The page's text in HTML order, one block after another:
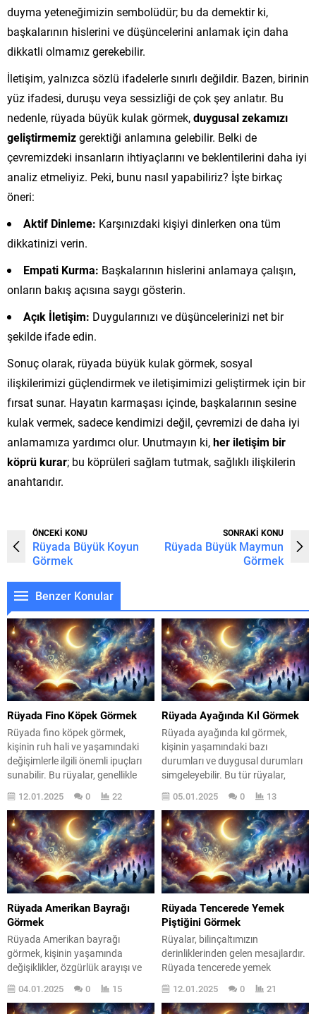
duyma yeteneğimizin sembolüdür; bu da demektir ki,
başkalarının hislerini ve düşüncelerini anlamak için daha
dikkatli olmamız gerekebilir.
İletişim, yalnızca sözlü ifadelerle sınırlı değildir. Bazen, birinin
yüz ifadesi, duruşu veya sessizliği de çok şey anlatır. Bu
nedenle, rüyada büyük kulak görmek,duygusal zekamızı
geliştirmemizgerektiği anlamına gelebilir. Belki de
çevremizdeki insanların ihtiyaçlarını ve beklentilerini daha iyi
analiz etmeliyiz. Peki, bunu nasıl yapabiliriz? İşte birkaç
öneri:
Aktif Dinleme: Karşınızdaki kişiyi dinlerken ona tüm
dikkatinizi verin.
Empati Kurma: Başkalarının hislerini anlamaya çalışın,
onların bakış açısına saygı gösterin.
Açık İletişim: Duygularınızı ve düşüncelerinizi net bir
şekilde ifade edin.
Sonuç olarak, rüyada büyük kulak görmek, sosyal
ilişkilerimizi güçlendirmek ve iletişimimizi geliştirmek için bir
fırsat sunar. Hayatın karmaşası içinde, başkalarının sesine
kulak vermek, sadece kendimizi değil, çevremizi de daha iyi
anlamamıza yardımcı olur. Unutmayın ki,her iletişim bir
köprü kurar; bu köprüleri sağlam tutmak, sağlıklı ilişkilerin
anahtarıdır.
ÖNCEKİ KONU
Rüyada Büyük Koyun
Görmek
SONRAKİ KONU
Rüyada Büyük Maymun
Görmek
Benzer Konular
Rüyada Fino Köpek Görmek
Rüyada fino köpek görmek,
kişinin ruh hali ve yaşamındaki
değişimlerle ilgili önemli ipuçları
sunabilir. Bu rüyalar, genellikle
kişinin iç dünyasındaki duygusal
durumları ve sosyal ilişkilerini
yansıtır. Fino köpek, sevimliliği ve
sadakatiyle bilinir; bu nedenle,
rüyada bu tür bir köpek görmek,
hayatınızda olumlu değişimlerin
habercisi olabilir. Peki, bu
rüyaların ardında yatan...
12.01.2025 0 22
Rüyada Ayağında Kıl Görmek
Rüyada ayağında kıl görmek,
kişinin yaşamındaki bazı
durumları ve duygusal durumları
simgeleyebilir. Bu tür rüyalar,
genellikle bireyin içsel
çatışmalarını ve çevresindeki
engelleri yansıtır. Belki de
hayatınızda sizi rahatsız eden bir
şeyler var ve bu rüya, o durumlara
dikkat çekiyor. Rüyalar,
bilinçaltımızın derinliklerinden
gelen mesajlardır ve bu mesajları
anlamak, kişisel gelişimimiz...
05.01.2025 0 13
Rüyada Amerikan Bayrağı
Görmek
Rüyada Amerikan bayrağı
görmek, kişinin yaşamında
değişiklikler, özgürlük arayışı ve
ulusal kimlik ile ilgili derin anlamlar
taşıyabilir. Bu rüya, kişinin
bilinçaltındaki duyguları ve
04.01.2025 0 15
Rüyada Tencerede Yemek
Piştiğini Görmek
Rüyalar, bilinçaltımızın
derinliklerinden gelen mesajlardır.
Rüyada tencerede yemek
pişirmek, birçok farklı anlama
gelebilir ve bu rüya, kişinin
yaşamında önemli değişimlerin
12.01.2025 0 21